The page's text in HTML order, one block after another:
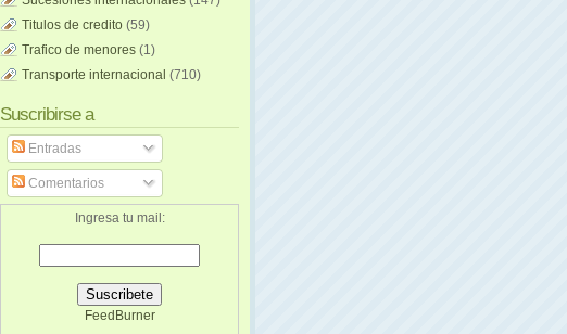
Titulos de credito (59)
Trafico de menores (1)
Transporte internacional (710)
Suscribirse a
Entradas
Comentarios
Ingresa tu mail:
FeedBurner